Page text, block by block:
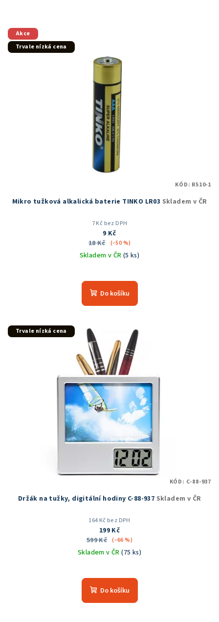
Akce
Trvale nízká cena
Mikro tužková alkalická baterie TINKO LR03 Skladem v ČR
7 Kč bez DPH
9 Kč
18 Kč
(–50 %)
Skladem v ČR (5 ks)
Do košíku
KÓD: R510-1
Trvale nízká cena
Držák na tužky, digitální hodiny C-88-937 Skladem v ČR
164 Kč bez DPH
199 Kč
599 Kč (–66 %)
Skladem v ČR(75 ks)
hodnocení
produktu
Do košíku
KÓD: C-88-937